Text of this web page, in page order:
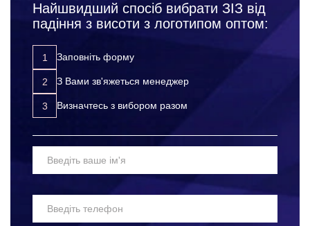
захищаєте своїх працівників від нещасних випадків,
травм та інших неприємних ситуацій на робочому місці;
підвищуєте лояльність до компанії з боку співробітників;
розвиваєте корпоративну культуру;
просуваєте свій бренд за допомогою додаткової
реклами.
логотипом – одне з найскладніших завдань. Адже, такі вироби
захисту повинні захищати людину від можливих травм та
нещасних випадків на робочому місці. Якісні матеріали та
технології виготовлення лямкових поясів оптом не дозволяють
травмувати працівника, і при цьому не викликатимуть
Найшвидший спосіб вибрати ЗІЗ від
падіння з висоти з логотипом оптом:
Заповніть форму
З Вами зв'яжеться менеджер
Визначтесь з вибором разом